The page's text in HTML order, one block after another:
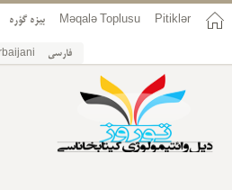
Pitiklər
Məqalə Toplusu بیزه گؤره
فارسی